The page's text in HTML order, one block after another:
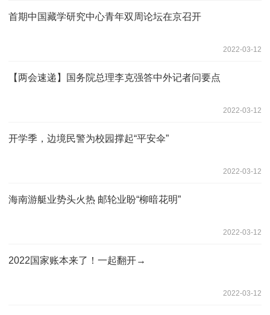
首期中国藏学研究中心青年双周论坛在京召开
2022-03-12
【两会速递】国务院总理李克强答中外记者问要点
2022-03-12
开学季，边境民警为校园撑起“平安伞”
2022-03-12
海南游艇业势头火热 邮轮业盼“柳暗花明”
2022-03-12
2022国家账本来了！一起翻开→
2022-03-12